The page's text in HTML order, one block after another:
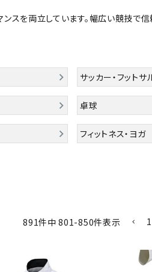
ソフトボール用グラブ・ミット
少年軟式バット
ソフトボール用バット
野球スパイク・シューズ
少年野球スパイク・シューズ
野球ウェア
その他手袋
メンテナンス用品
その他ウェア
ソックス
ランニング・陸上ソックス
テニス・バドミントンソック
野球ソックス
Champion Columbia
スを両立しています。幅広い競技で
サッカー・フットサ
卓球
フィットネス・ヨガ
891件中 801-850件表示 1